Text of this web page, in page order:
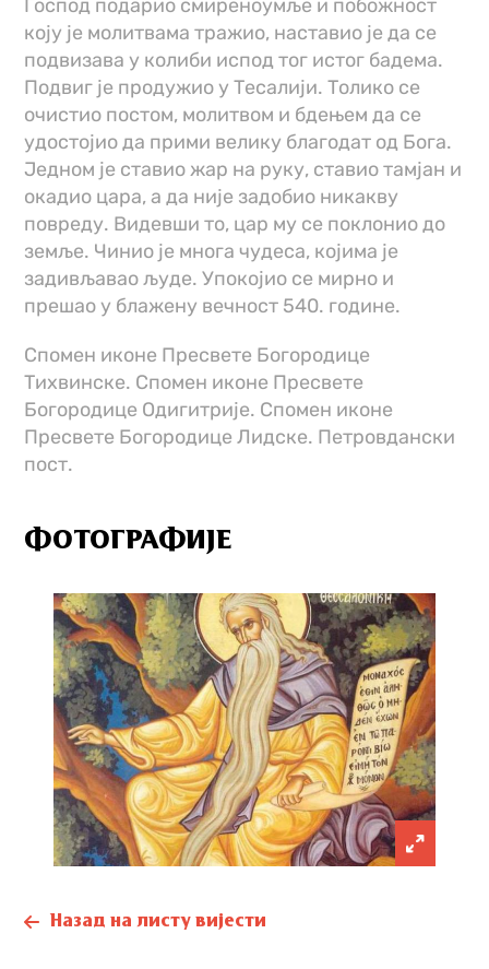
Господ подарио смиреноумље и побожност
коју је молитвама тражио, наставио је да се
подвизава у колиби испод тог истог бадема.
Подвиг је продужио у Тесалији. Толико се
очистио постом, молитвом и бдењем да се
удостојио да прими велику благодат од Бога.
Једном је ставио жар на руку, ставио тамјан и
окадио цара, а да није задобио никакву
повреду. Видевши то, цар му се поклонио до
земље. Чинио је многа чудеса, којима је
задивљавао људе. Упокојио се мирно и
прешао у блажену вечност 540. године.
Спомен иконе Пресвете Богородице
Тихвинске. Спомен иконе Пресвете
Богородице Одигитрије. Спомен иконе
Пресвете Богородице Лидске. Петровдански
пост.
ФОТОГРАФИЈЕ
Назад на листу вијести